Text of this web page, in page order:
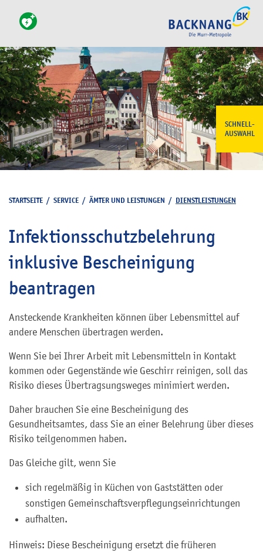
SCHNELL-
AUSWAHL
STARTSEITE / SERVICE / ÄMTER UND LEISTUNGEN / DIENSTLEISTUNGEN
Infektionsschutzbelehrung
inklusive Bescheinigung
beantragen
Ansteckende Krankheiten können über Lebensmittel auf
andere Menschen übertragen werden.
Wenn Sie bei Ihrer Arbeit mit Lebensmitteln in Kontakt
kommen oder Gegenstände wie Geschirr reinigen, soll das
Risiko dieses Übertragsungsweges minimiert werden.
Daher brauchen Sie eine Bescheinigung des
Gesundheitsamtes, dass Sie an einer Belehrung über dieses
Risiko teilgenommen haben.
Das Gleiche gilt, wenn Sie
sich regelmäßig in Küchen von Gaststätten oder
sonstigen Gemeinschaftsverpflegungseinrichtungen
aufhalten.
Hinweis: Diese Bescheinigung ersetzt die früheren